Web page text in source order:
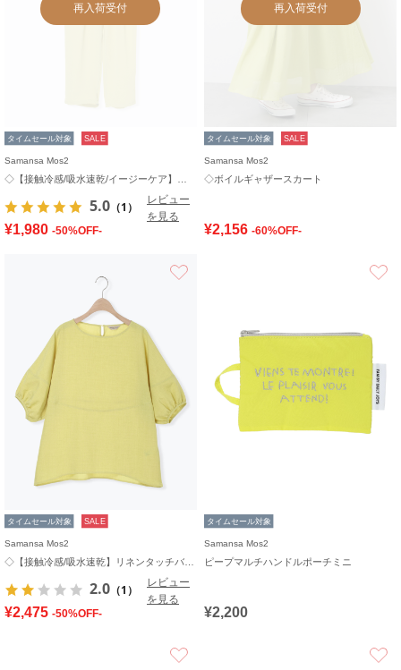
再入荷受付
タイムセール対象 SALE
Samansa Mos2
5.0 （1）
レビュー
を見る
¥1,980 -50%OFF-
再入荷受付
タイムセール対象 SALE
Samansa Mos2
◇ボイルギャザースカート
¥2,156 -60%OFF-
タイムセール対象 SALE
Samansa Mos2
2.0 （1）
レビュー
を見る
¥2,475 -50%OFF-
タイムセール対象
Samansa Mos2
ピープマルチハンドルポーチミニ
¥2,200